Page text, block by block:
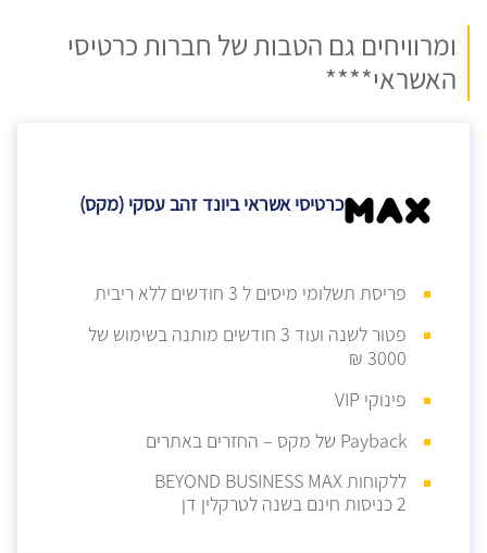
ומרוויחים גם הטבות של חברות כרטיסי
האשראי****
כרטיסי אשראי ביונד זהב עסקי (מקס)
פריסת תשלומי מיסים ל 3 חודשים ללא ריבית
פטור לשנה ועוד 3 חודשים מותנה בשימוש של
3000 ₪
פינוקי VIP
Payback של מקס – החזרים באתרים
ללקוחות BEYOND BUSINESS MAX
2 כניסות חינם בשנה לטרקלין דן